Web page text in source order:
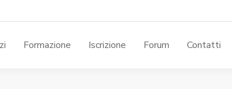
Formazione Iscrizione Forum Contatti